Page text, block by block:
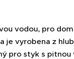
vodou, pro
je vyrobena z
pro styk s pitnou